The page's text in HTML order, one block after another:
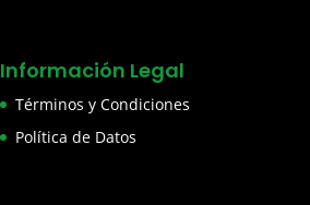
Información Legal
Términos y Condiciones
Política de Datos